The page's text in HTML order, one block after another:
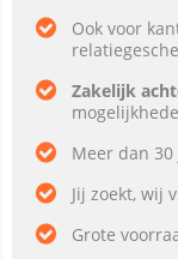
Ook voor
Zakelijk
Meer dan
Jij zoekt, wij
Grote